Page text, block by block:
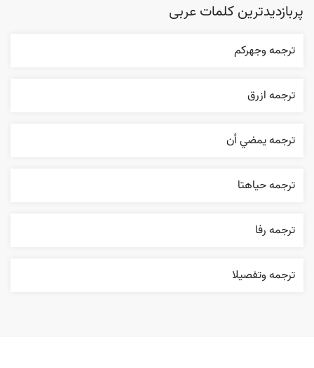
پربازدیدترین کلمات عربی
ترجمه وجهرکم
ترجمه ازرق
ترجمه يمضي أن
ترجمه حياهتا
ترجمه رفا
ترجمه وتفصيلا